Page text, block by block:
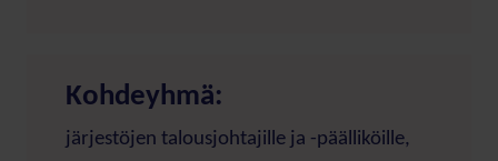
Kohdeyhmä:
järjestöjen talousjohtajille ja -päälliköille,